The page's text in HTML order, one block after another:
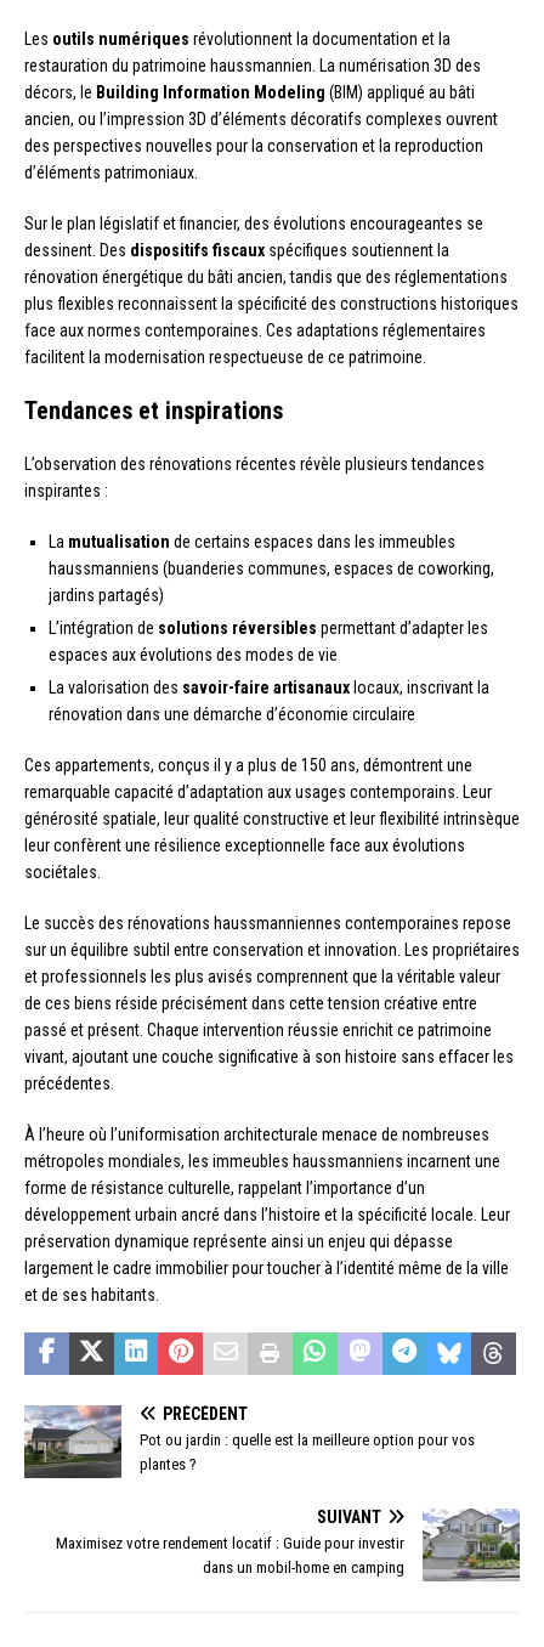
Les outils numériques révolutionnent la documentation et la
restauration du patrimoine haussmannien. La numérisation 3D des
décors, le Building Information Modeling (BIM) appliqué au bâti
ancien, ou l’impression 3D d’éléments décoratifs complexes ouvrent
des perspectives nouvelles pour la conservation et la reproduction
d’éléments patrimoniaux.
Sur le plan législatif et financier, des évolutions encourageantes se
dessinent. Des dispositifs fiscaux spécifiques soutiennent la
rénovation énergétique du bâti ancien, tandis que des réglementations
plus flexibles reconnaissent la spécificité des constructions historiques
face aux normes contemporaines. Ces adaptations réglementaires
facilitent la modernisation respectueuse de ce patrimoine.
Tendances et inspirations
L’observation des rénovations récentes révèle plusieurs tendances
inspirantes :
La mutualisation de certains espaces dans les immeubles
haussmanniens (buanderies communes, espaces de coworking,
jardins partagés)
L’intégration de solutions réversibles permettant d’adapter les
espaces aux évolutions des modes de vie
La valorisation des savoir-faire artisanaux locaux, inscrivant la
rénovation dans une démarche d’économie circulaire
Ces appartements, conçus il y a plus de 150 ans, démontrent une
remarquable capacité d’adaptation aux usages contemporains. Leur
générosité spatiale, leur qualité constructive et leur flexibilité intrinsèque
leur confèrent une résilience exceptionnelle face aux évolutions
sociétales.
Le succès des rénovations haussmanniennes contemporaines repose
sur un équilibre subtil entre conservation et innovation. Les propriétaires
et professionnels les plus avisés comprennent que la véritable valeur
de ces biens réside précisément dans cette tension créative entre
passé et présent. Chaque intervention réussie enrichit ce patrimoine
vivant, ajoutant une couche significative à son histoire sans effacer les
précédentes.
À l’heure où l’uniformisation architecturale menace de nombreuses
métropoles mondiales, les immeubles haussmanniens incarnent une
forme de résistance culturelle, rappelant l’importance d’un
développement urbain ancré dans l’histoire et la spécificité locale. Leur
préservation dynamique représente ainsi un enjeu qui dépasse
largement le cadre immobilier pour toucher à l’identité même de la ville
et de ses habitants.
PRÉCÉDENT
Pot ou jardin : quelle est la meilleure option pour vos
plantes ?
SUIVANT
Maximisez votre rendement locatif : Guide pour investir
dans un mobil-home en camping